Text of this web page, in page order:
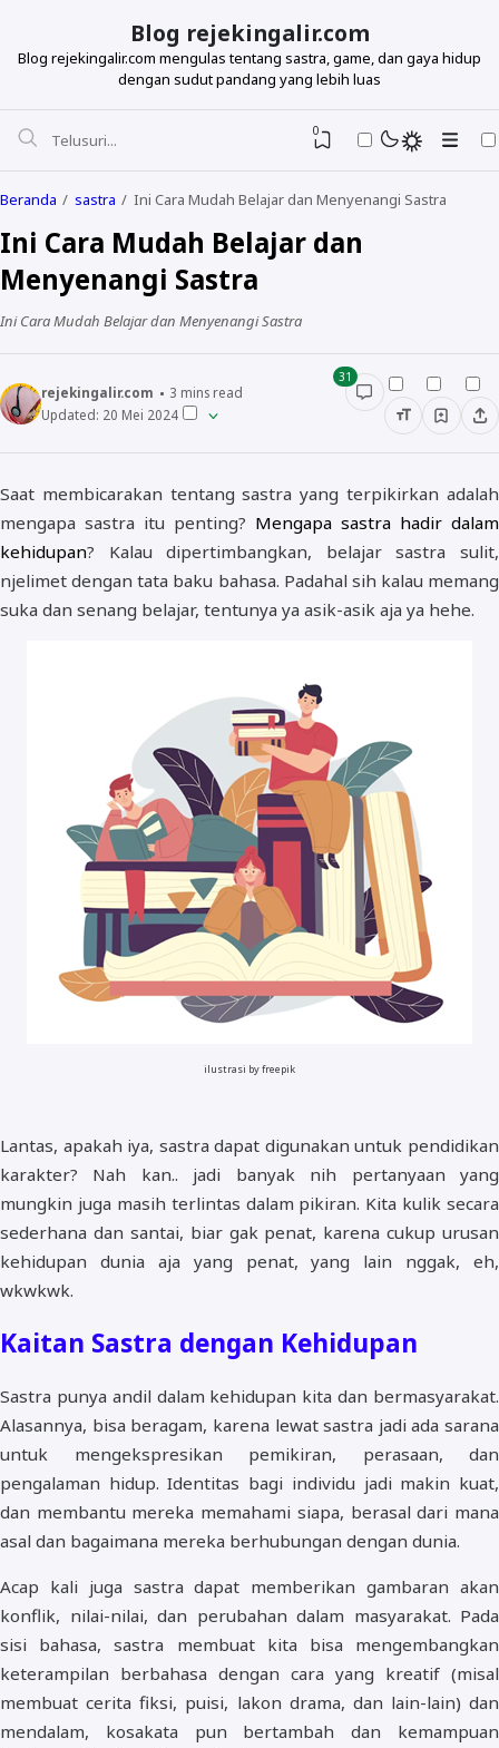
Blog rejekingalir.com
Blog rejekingalir.com mengulas tentang sastra, game, dan gaya hidup
dengan sudut pandang yang lebih luas
0
Beranda sastra Ini Cara Mudah Belajar dan Menyenangi Sastra
Ini Cara Mudah Belajar dan
Menyenangi Sastra
Ini Cara Mudah Belajar dan Menyenangi Sastra
rejekingalir.com 3 mins read
Updated: 20 Mei 2024
31
Saat membicarakan tentang sastra yang terpikirkan adalah
mengapa sastra itu penting? Mengapa sastra hadir dalam
kehidupan? Kalau dipertimbangkan, belajar sastra sulit,
njelimet dengan tata baku bahasa. Padahal sih kalau memang
suka dan senang belajar, tentunya ya asik-asik aja ya hehe.
ilustrasi by freepik
Lantas, apakah iya, sastra dapat digunakan untuk pendidikan
karakter? Nah kan.. jadi banyak nih pertanyaan yang
mungkin juga masih terlintas dalam pikiran. Kita kulik secara
sederhana dan santai, biar gak penat, karena cukup urusan
kehidupan dunia aja yang penat, yang lain nggak, eh,
wkwkwk.
Kaitan Sastra dengan Kehidupan
Sastra punya andil dalam kehidupan kita dan bermasyarakat.
Alasannya, bisa beragam, karena lewat sastra jadi ada sarana
untuk mengekspresikan pemikiran, perasaan, dan
pengalaman hidup. Identitas bagi individu jadi makin kuat,
dan membantu mereka memahami siapa, berasal dari mana
asal dan bagaimana mereka berhubungan dengan dunia.
Acap kali juga sastra dapat memberikan gambaran akan
konflik, nilai-nilai, dan perubahan dalam masyarakat. Pada
sisi bahasa, sastra membuat kita bisa mengembangkan
keterampilan berbahasa dengan cara yang kreatif (misal
membuat cerita fiksi, puisi, lakon drama, dan lain-lain) dan
mendalam, kosakata pun bertambah dan kemampuan